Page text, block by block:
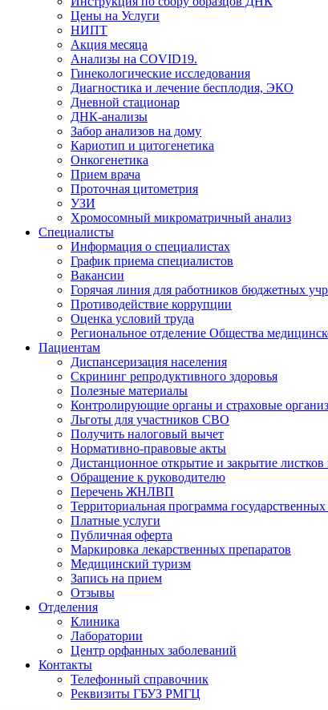
Цены на Услуги
НИПТ
Акция месяца
Анализы на COVID19.
Гинекологические исследования
Диагностика и лечение бесплодия, ЭКО
Дневной стационар
ДНК-анализы
Забор анализов на дому
Кариотип и цитогенетика
Онкогенетика
Прием врача
Проточная цитометрия
УЗИ
Хромосомный микроматричный анализ
Специалисты
Информация о специалистах
График приема специалистов
Вакансии
Горячая линия для работников бюджетных
Противодействие коррупции
Оценка условий труда
Региональное отделение Общества
Пациентам
Диспансеризация населения
Скрининг репродуктивного здоровья
Полезные материалы
Контролирующие органы и страховые
Льготы для участников СВО
Получить налоговый вычет
Нормативно-правовые акты
Дистанционное открытие и закрытие листков
Обращение к руководителю
Перечень ЖНЛВП
Территориальная программа
Платные услуги
Публичная оферта
Маркировка лекарственных препаратов
Медицинский туризм
Запись на прием
Отзывы
Отделения
Клиника
Лаборатории
Центр орфанных заболеваний
Контакты
Телефонный справочник
Реквизиты ГБУЗ РМГЦ